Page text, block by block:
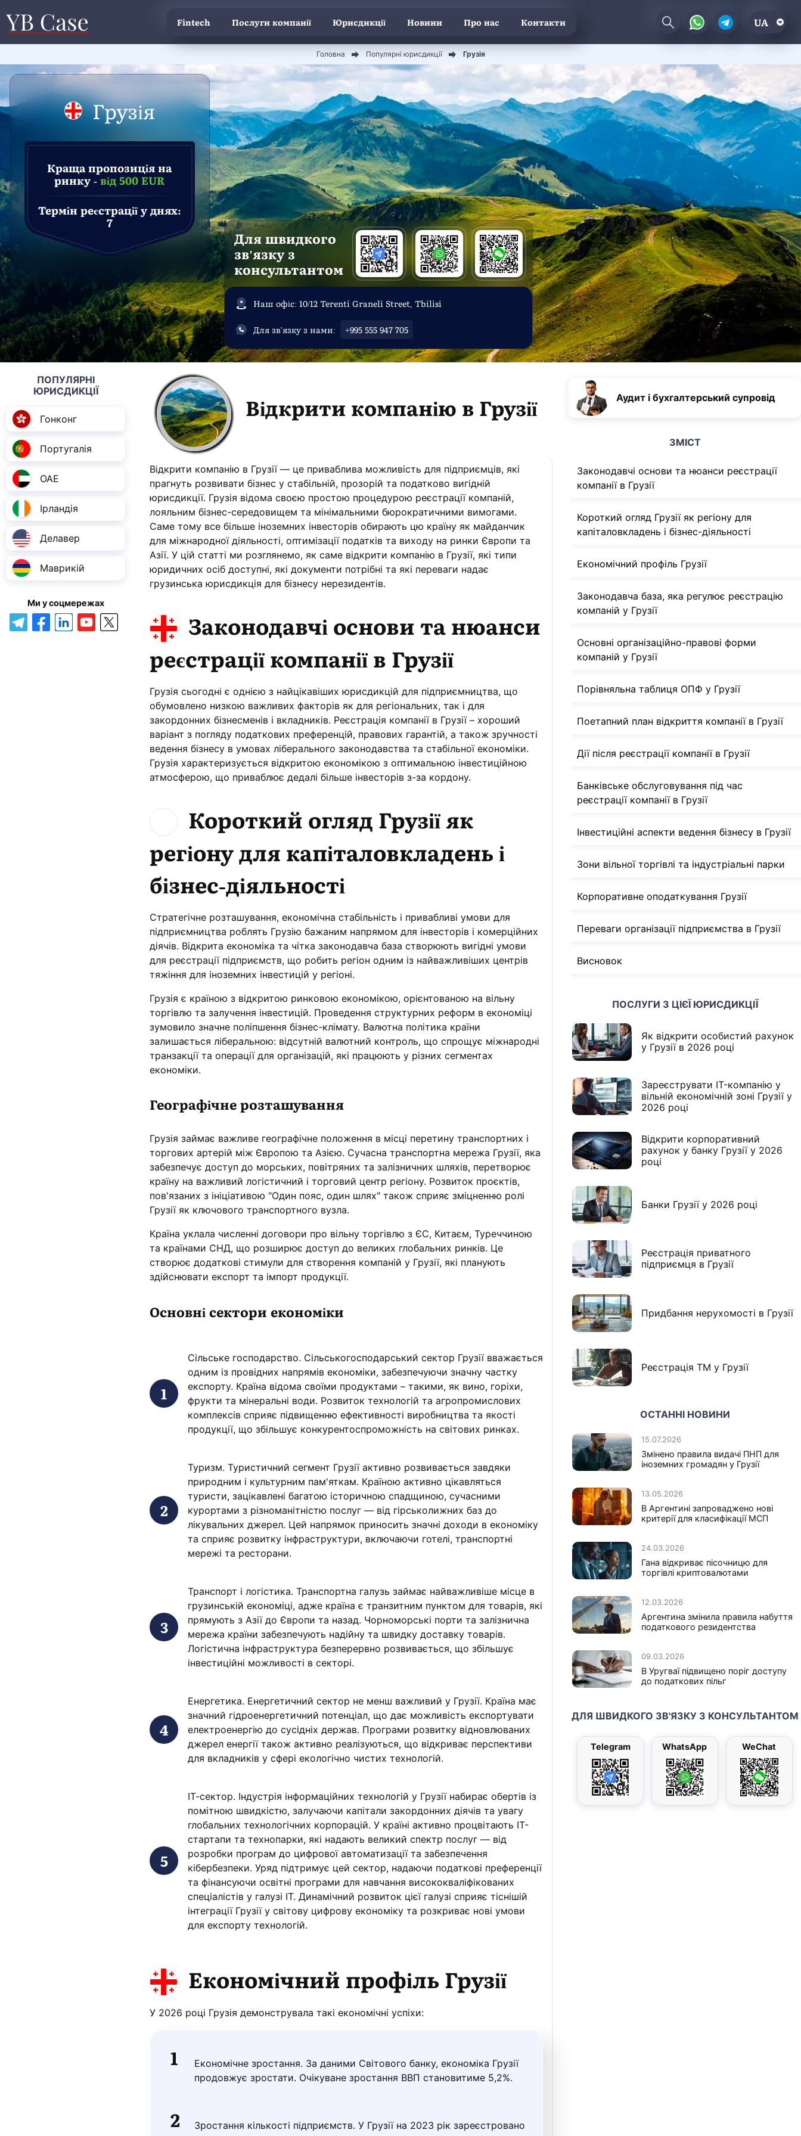
Fintech Послуги компанії Юрисдикції Новини Про нас Контакти UA
Головна Популярні юрисдикції Грузія
Грузія
Краща пропозиція на
ринку -від 500 EUR
Термін реєстрації у днях:
7
Для швидкого
зв'язку з
консультантом
Наш офіс: 10/12 Terenti Graneli Street, Tbilisi
Для зв'язку з нами: +995 555 947 705
ПОПУЛЯРНІ
ЮРИСДИКЦІЇ
Гонконг
Португалія
ОАЕ
Ірландія
Делавер
Маврикій
Ми у соцмережах
Відкрити компанію в Грузії
Відкрити компанію в Грузії — це приваблива можливість для підприємців, які
прагнуть розвивати бізнес у стабільній, прозорій та податково вигідній
юрисдикції. Грузія відома своєю простою процедурою реєстрації компаній,
лояльним бізнес-середовищем та мінімальними бюрократичними вимогами.
Саме тому все більше іноземних інвесторів обирають цю країну як майданчик
для міжнародної діяльності, оптимізації податків та виходу на ринки Європи та
Азії. У цій статті ми розглянемо, як саме відкрити компанію в Грузії, які типи
юридичних осіб доступні, які документи потрібні та які переваги надає
грузинська юрисдикція для бізнесу нерезидентів.
Законодавчі основи та нюанси
реєстрації компанії в Грузії
Грузія сьогодні є однією з найцікавіших юрисдикцій для підприємництва, що
обумовлено низкою важливих факторів як для регіональних, так і для
закордонних бізнесменів і вкладників. Реєстрація компанії в Грузії – хороший
варіант з погляду податкових преференцій, правових гарантій, а також зручності
ведення бізнесу в умовах ліберального законодавства та стабільної економіки.
Грузія характеризується відкритою економікою з оптимальною інвестиційною
атмосферою, що приваблює дедалі більше інвесторів з-за кордону.
Короткий огляд Грузії як
регіону для капіталовкладень і
бізнес-діяльності
Стратегічне розташування, економічна стабільність і привабливі умови для
підприємництва роблять Грузію бажаним напрямом для інвесторів і комерційних
діячів. Відкрита економіка та чітка законодавча база створюють вигідні умови
для реєстрації підприємств, що робить регіон одним із найважливіших центрів
тяжіння для іноземних інвестицій у регіоні.
Грузія є країною з відкритою ринковою економікою, орієнтованою на вільну
торгівлю та залучення інвестицій. Проведення структурних реформ в економіці
зумовило значне поліпшення бізнес-клімату. Валютна політика країни
залишається ліберальною: відсутній валютний контроль, що спрощує міжнародні
транзакції та операції для організацій, які працюють у різних сегментах
економіки.
Географічне розташування
Грузія займає важливе географічне положення в місці перетину транспортних і
торгових артерій між Європою та Азією. Сучасна транспортна мережа Грузії, яка
забезпечує доступ до морських, повітряних та залізничних шляхів, перетворює
країну на важливий логістичний і торговий центр регіону. Розвиток проєктів,
пов'язаних з ініціативою "Один пояс, один шлях" також сприяє зміцненню ролі
Грузії як ключового транспортного вузла.
Країна уклала численні договори про вільну торгівлю з ЄС, Китаєм, Туреччиною
та країнами СНД, що розширює доступ до великих глобальних ринків. Це
створює додаткові стимули для створення компаній у Грузії, які планують
здійснювати експорт та імпорт продукції.
Основні сектори економіки
Сільське господарство. Сільськогосподарський сектор Грузії вважається
одним із провідних напрямів економіки, забезпечуючи значну частку
експорту. Країна відома своїми продуктами – такими, як вино, горіхи,
фрукти та мінеральні води. Розвиток технологій та агропромислових
комплексів сприяє підвищенню ефективності виробництва та якості
продукції, що збільшує конкурентоспроможність на світових ринках.
Туризм. Туристичний сегмент Грузії активно розвивається завдяки
природним і культурним пам'яткам. Країною активно цікавляться
туристи, зацікавлені багатою історичною спадщиною, сучасними
курортами з різноманітністю послуг — від гірськолижних баз до
лікувальних джерел. Цей напрямок приносить значні доходи в економіку
та сприяє розвитку інфраструктури, включаючи готелі, транспортні
мережі та ресторани.
Транспорт і логістика. Транспортна галузь займає найважливіше місце в
грузинській економіці, адже країна є транзитним пунктом для товарів, які
прямують з Азії до Європи та назад. Чорноморські порти та залізнична
мережа країни забезпечують надійну та швидку доставку товарів.
Логістична інфраструктура безперервно розвивається, що збільшує
інвестиційні можливості в секторі.
Енергетика. Енергетичний сектор не менш важливий у Грузії. Країна має
значний гідроенергетичний потенціал, що дає можливість експортувати
електроенергію до сусідніх держав. Програми розвитку відновлюваних
джерел енергії також активно реалізуються, що відкриває перспективи
для вкладників у сфері екологічно чистих технологій.
ІТ-сектор. Індустрія інформаційних технологій у Грузії набирає обертів із
помітною швидкістю, залучаючи капітали закордонних діячів та увагу
глобальних технологічних корпорацій. У країні активно процвітають IT-
стартапи та технопарки, які надають великий спектр послуг — від
розробки програм до цифрової автоматизації та забезпечення
кібербезпеки. Уряд підтримує цей сектор, надаючи податкові преференції
та фінансуючи освітні програми для навчання висококваліфікованих
спеціалістів у галузі IT. Динамічний розвиток цієї галузі сприяє тіснішій
інтеграції Грузії у світову цифрову економіку та розкриває нові умови
для експорту технологій.
Економічний профіль Грузії
У 2026 році Грузія демонструвала такі економічні успіхи:
Економічне зростання. За даними Світового банку, економіка Грузії
продовжує зростати. Очікуване зростання ВВП становитиме 5,2%.
Зростання кількості підприємств. У Грузії на 2023 рік зареєстровано
Аудит і бухгалтерський супровід
ЗМІСТ
Законодавчі основи та нюанси реєстрації
компанії в Грузії
Короткий огляд Грузії як регіону для
капіталовкладень і бізнес-діяльності
Економічний профіль Грузії
Законодавча база, яка регулює реєстрацію
компаній у Грузії
Основні організаційно-правові форми
компаній у Грузії
Порівняльна таблиця ОПФ у Грузії
Поетапний план відкриття компанії в Грузії
Дії після реєстрації компанії в Грузії
Банківське обслуговування під час
реєстрації компанії в Грузії
Інвестиційні аспекти ведення бізнесу в Грузії
Зони вільної торгівлі та індустріальні парки
Корпоративне оподаткування Грузії
Переваги організації підприємства в Грузії
Висновок
ПОСЛУГИ З ЦІЄЇ ЮРИСДИКЦІЇ
Як відкрити особистий рахунок
у Грузії в 2026 році
Зареєструвати IT-компанію у
вільній економічній зоні Грузії у
2026 році
Відкрити корпоративний
рахунок у банку Грузії у 2026
році
Банки Грузії у 2026 році
Реєстрація приватного
підприємця в Грузії
Придбання нерухомості в Грузії
Реєстрація ТМ у Грузії
ОСТАННІ НОВИНИ
15.07.2026
Змінено правила видачі ПНП для
іноземних громадян у Грузії
13.05.2026
В Аргентині запроваджено нові
критерії для класифікації МСП
24.03.2026
Гана відкриває пісочницю для
торгівлі криптовалютами
12.03.2026
Аргентина змінила правила набуття
податкового резидентства
09.03.2026
В Уругваї підвищено поріг доступу
до податкових пільг
ДЛЯ ШВИДКОГО ЗВ'ЯЗКУ З КОНСУЛЬТАНТОМ
Telegram WhatsApp WeChat